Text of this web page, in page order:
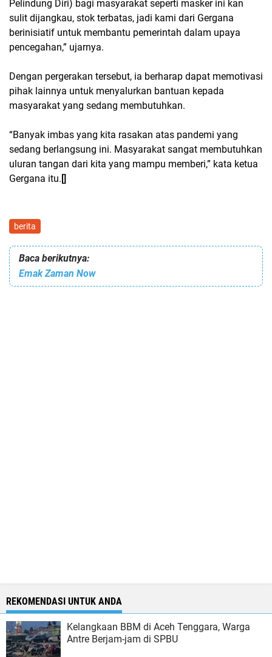
Pelindung Diri) bagi masyarakat seperti masker ini kan
sulit dijangkau, stok terbatas, jadi kami dari Gergana
berinisiatif untuk membantu pemerintah dalam upaya
pencegahan,” ujarnya.
Dengan pergerakan tersebut, ia berharap dapat memotivasi
pihak lainnya untuk menyalurkan bantuan kepada
masyarakat yang sedang membutuhkan.
“Banyak imbas yang kita rasakan atas pandemi yang
sedang berlangsung ini. Masyarakat sangat membutuhkan
uluran tangan dari kita yang mampu memberi,” kata ketua
Gergana itu. []
berita
Baca berikutnya:
Emak Zaman Now
REKOMENDASI UNTUK ANDA
Kelangkaan BBM di Aceh Tenggara, Warga
Antre Berjam-jam di SPBU